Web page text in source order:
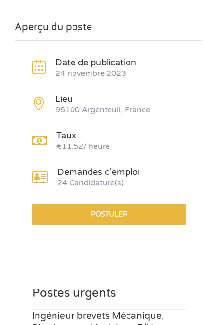
Aperçu du poste
Date de publication
24 novembre 2023
Lieu
95100 Argenteuil, France
Taux
€11.52/ heure
Demandes d'emploi
24 Candidature(s)
POSTULER
Postes urgents
Ingénieur brevets Mécanique,